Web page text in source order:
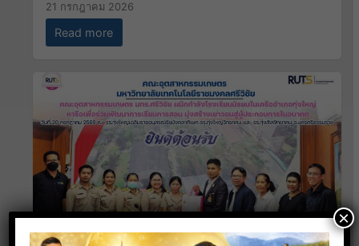
21 กรกฎาคม 2026
Read more
×